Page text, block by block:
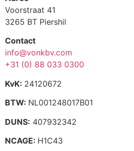
Voorstraat 41
3265 BT Piershil
Contact
info@vonkbv.com
+31 (0) 88 033 0300
KvK: 24120672
BTW: NL001248017B01
DUNS: 407932342
NCAGE: H1C43